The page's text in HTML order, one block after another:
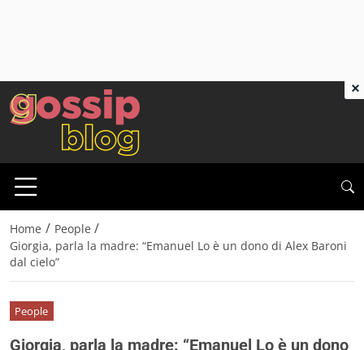
Home / People /
Giorgia, parla la madre: “Emanuel Lo è un dono di Alex Baroni
dal cielo”
People
Giorgia, parla la madre: “Emanuel Lo è un dono
×